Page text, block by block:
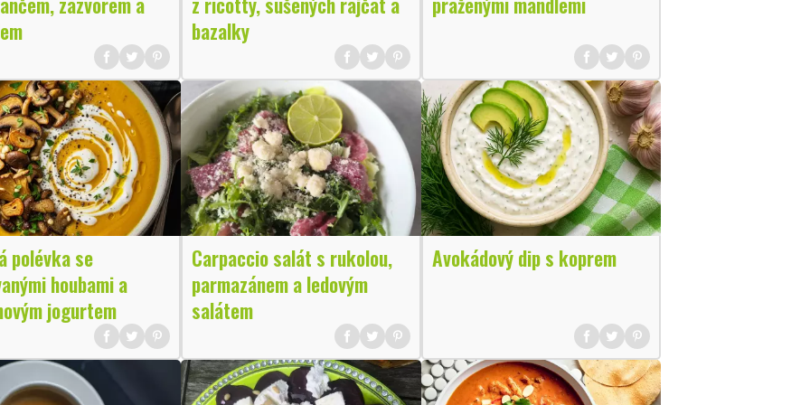
bazalky
polévka se
houbami a
jogurtem
Carpaccio salát s rukolou,
parmazánem a ledovým
salátem
Avokádový dip s koprem